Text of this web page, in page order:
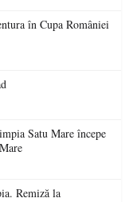
Satu Mare începe
Remiză la